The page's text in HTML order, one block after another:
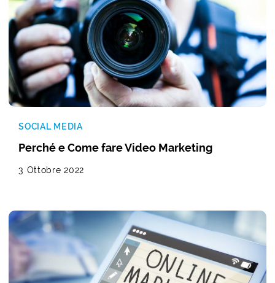
SOCIAL MEDIA
Perché e Come fare Video Marketing
3 Ottobre 2022